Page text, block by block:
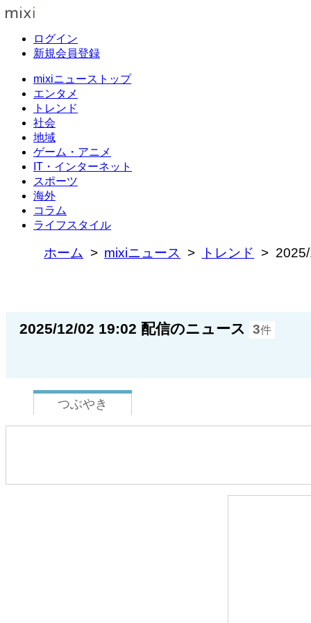
ログイン
新規会員登録
mixiニューストップ
エンタメ
トレンド
社会
地域
ゲーム・アニメ
IT・インターネット
スポーツ
海外
コラム
ライフスタイル
ホーム mixiニュース トレンド
2025/12/02 19:02 配信のニュース 3件
つぶやき